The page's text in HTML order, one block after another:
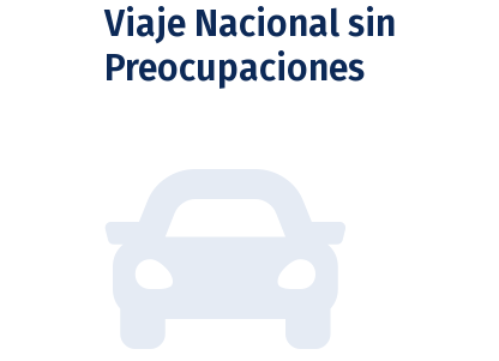
Viaje Nacional sin
Preocupaciones